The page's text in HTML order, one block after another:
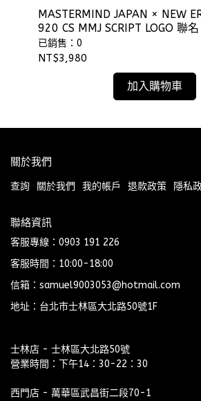
MASTERMIND JAPAN × NEW
920 CS MMJ SCRIPT LOGO 聯
購 ⫷ScrewCap⫸
已銷售：0
NT$3,980
加入購物車
關於我們
查詢 關於我們 我的帳戶 退款政策 隱私
聯絡資訊
客服專線：0903 191 226
客服時間：10:00-18:00
信箱：samuel9003053@hotmail.com
地址：台北市士林區大北路50號1F
士林店 - 士林區大北路50號
營業時間：下午14：30-22：30
西門店 - 萬華區武昌街二段70-1